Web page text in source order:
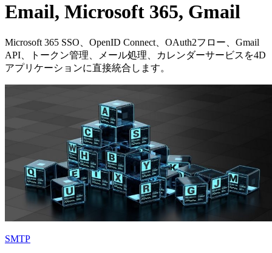
Email, Microsoft 365, Gmail
Microsoft 365 SSO、OpenID Connect、OAuth2フロー、Gmail
API、トークン管理、メール処理、カレンダーサービスを4D
アプリケーションに直接統合します。
SMTP